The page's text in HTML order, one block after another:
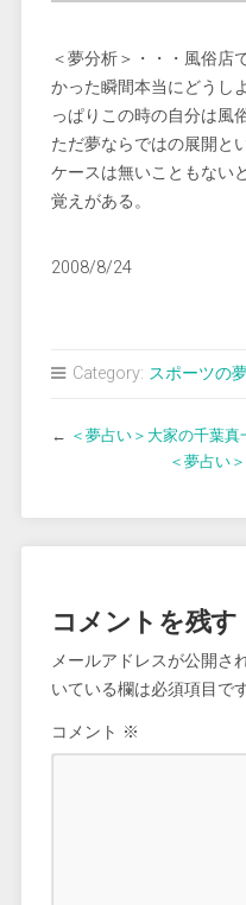
＜夢分析＞・・・風俗店
かった瞬間本当にどうし
っぱりこの時の自分は風
ただ夢ならではの展開と
ケースは無いこともない
覚えがある。
2008/8/24
Category: スポーツの
← ＜夢占い＞大家の千葉
＜夢占い
コメントを残す
メールアドレスが公開さ
いている欄は必須項目で
コメント ※